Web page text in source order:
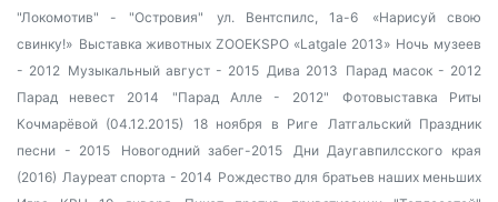
"Локомотив" - "Островия"
ул. Вентспилс, 1а-6
«Нарисуй свою
свинку!» Выставка животных ZOOEKSPO «Latgale 2013» Ночь музеев
- 2012 Музыкальный август - 2015 Дива 2013 Парад масок - 2012
Парад невест 2014
"Парад Алле - 2012"
Фотовыставка Риты
Кочмарёвой (04.12.2015)
18 ноября в Риге
Латгальский Праздник
песни - 2015
Новогодний забег-2015
Дни Даугавпилсского края
(2016) Лауреат спорта - 2014 Рождество для братьев наших меньших